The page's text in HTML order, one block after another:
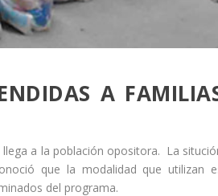
A
a la población opositora. La
que la modalidad que utilizan
del programa.